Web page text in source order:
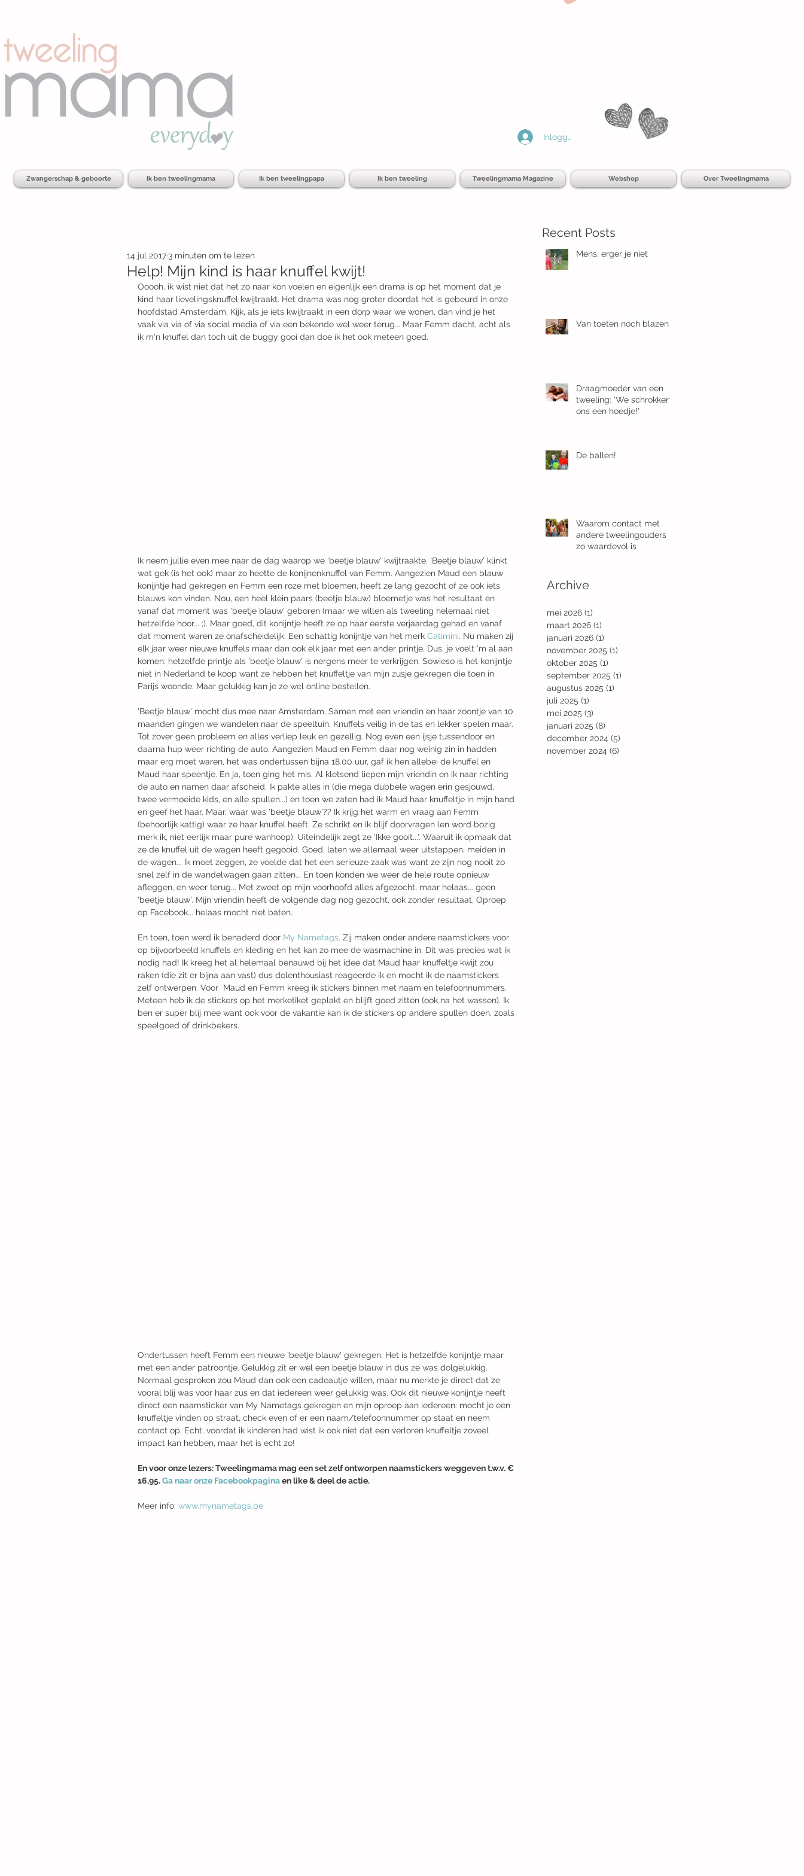
Inloggen
Zwangerschap & geboorte Ik ben tweelingmama Ik ben tweelingpapa Ik ben tweeling Tweelingmama Magazine Webshop Over Tweelingmama
Help! Mijn kind is haar knuffel kwijt!
14 jul 2017 3 minuten om te lezen
Ooooh, ik wist niet dat het zo naar kon voelen en eigenlijk een drama is op het moment dat je
kind haar lievelingsknuffel kwijtraakt. Het drama was nog groter doordat het is gebeurd in onze
hoofdstad Amsterdam. Kijk, als je iets kwijtraakt in een dorp waar we wonen, dan vind je het
vaak via via of via social media of via een bekende wel weer terug... Maar Femm dacht, acht als
ik m'n knuffel dan toch uit de buggy gooi dan doe ik het ook meteen goed.
Ik neem jullie even mee naar de dag waarop we 'beetje blauw' kwijtraakte. 'Beetje blauw' klinkt
wat gek (is het ook) maar zo heette de konijnenknuffel van Femm. Aangezien Maud een blauw
konijntje had gekregen en Femm een roze met bloemen, heeft ze lang gezocht of ze ook iets
blauws kon vinden. Nou, een heel klein paars (beetje blauw) bloemetje was het resultaat en
vanaf dat moment was 'beetje blauw' geboren (maar we willen als tweeling helemaal niet
hetzelfde hoor... ;). Maar goed, dit konijntje heeft ze op haar eerste verjaardag gehad en vanaf
dat moment waren ze onafscheidelijk. Een schattig konijntje van het merk Catimini. Nu maken zij
elk jaar weer nieuwe knuffels maar dan ook elk jaar met een ander printje. Dus, je voelt 'm al aan
komen: hetzelfde printje als 'beetje blauw' is nergens meer te verkrijgen. Sowieso is het konijntje
niet in Nederland te koop want ze hebben het knuffeltje van mijn zusje gekregen die toen in
Parijs woonde. Maar gelukkig kan je ze wel online bestellen.
'Beetje blauw' mocht dus mee naar Amsterdam. Samen met een vriendin en haar zoontje van 10
maanden gingen we wandelen naar de speeltuin. Knuffels veilig in de tas en lekker spelen maar.
Tot zover geen probleem en alles verliep leuk en gezellig. Nog even een ijsje tussendoor en
daarna hup weer richting de auto. Aangezien Maud en Femm daar nog weinig zin in hadden
maar erg moet waren, het was ondertussen bijna 18.00 uur, gaf ik hen allebei de knuffel en
Maud haar speentje. En ja, toen ging het mis. Al kletsend liepen mijn vriendin en ik naar richting
de auto en namen daar afscheid. Ik pakte alles in (die mega dubbele wagen erin gesjouwd,
twee vermoeide kids, en alle spullen...) en toen we zaten had ik Maud haar knuffeltje in mijn hand
en geef het haar. Maar, waar was 'beetje blauw'?? Ik krijg het warm en vraag aan Femm
(behoorlijk kattig) waar ze haar knuffel heeft. Ze schrikt en ik blijf doorvragen (en word bozig
merk ik, niet eerlijk maar pure wanhoop). Uiteindelijk zegt ze 'Ikke gooit...'. Waaruit ik opmaak dat
ze de knuffel uit de wagen heeft gegooid. Goed, laten we allemaal weer uitstappen, meiden in
de wagen... Ik moet zeggen, ze voelde dat het een serieuze zaak was want ze zijn nog nooit zo
snel zelf in de wandelwagen gaan zitten... En toen konden we weer de hele route opnieuw
afleggen, en weer terug... Met zweet op mijn voorhoofd alles afgezocht, maar helaas... geen
'beetje blauw'. Mijn vriendin heeft de volgende dag nog gezocht, ook zonder resultaat. Oproep
op Facebook... helaas mocht niet baten.
En toen, toen werd ik benaderd door My Nametags. Zij maken onder andere naamstickers voor
op bijvoorbeeld knuffels en kleding en het kan zo mee de wasmachine in. Dit was precies wat ik
nodig had! Ik kreeg het al helemaal benauwd bij het idee dat Maud haar knuffeltje kwijt zou
raken (die zit er bijna aan vast) dus dolenthousiast reageerde ik en mocht ik de naamstickers
zelf ontwerpen. Voor  Maud en Femm kreeg ik stickers binnen met naam en telefoonnummers.
Meteen heb ik de stickers op het merketiket geplakt en blijft goed zitten (ook na het wassen). Ik
ben er super blij mee want ook voor de vakantie kan ik de stickers op andere spullen doen, zoals
speelgoed of drinkbekers.
Ondertussen heeft Femm een nieuwe 'beetje blauw' gekregen. Het is hetzelfde konijntje maar
met een ander patroontje. Gelukkig zit er wel een beetje blauw in dus ze was dolgelukkig.
Normaal gesproken zou Maud dan ook een cadeautje willen, maar nu merkte je direct dat ze
vooral blij was voor haar zus en dat iedereen weer gelukkig was. Ook dit nieuwe konijntje heeft
direct een naamsticker van My Nametags gekregen en mijn oproep aan iedereen: mocht je een
knuffeltje vinden op straat, check even of er een naam/telefoonnummer op staat en neem
contact op. Echt, voordat ik kinderen had wist ik ook niet dat een verloren knuffeltje zoveel
impact kan hebben, maar het is echt zo!
En voor onze lezers: Tweelingmama mag een set zelf ontworpen naamstickers weggeven t.w.v. €
16,95. Ga naar onze Facebookpagina en like & deel de actie.
Meer info: www.mynametags.be
Recent Posts
Mens, erger je niet
Van toeten noch blazen
Draagmoeder van een
tweeling: 'We schrokken
ons een hoedje!'
De ballen!
Waarom contact met
andere tweelingouders
zo waardevol is
Archive
mei 2026 (1)
maart 2026 (1)
januari 2026 (1)
november 2025 (1)
oktober 2025 (1)
september 2025 (1)
augustus 2025 (1)
juli 2025 (1)
mei 2025 (3)
januari 2025 (8)
december 2024 (5)
november 2024 (6)